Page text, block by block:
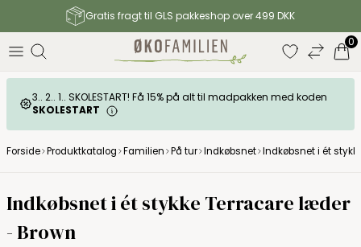
Gratis fragt til GLS pakkeshop over 499 DKK
0
3.. 2.. 1.. SKOLESTART! Få 15% på alt til madpakken med koden
SKOLESTART
Forside Produktkatalog Familien På tur Indkøbsnet Indkøbsnet i ét
Duckfeet
Indkøbsnet i ét stykke Terracare læder
- Brown